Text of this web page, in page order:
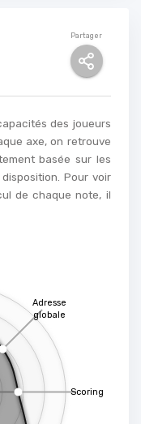
Partager
des joueurs
axe, on retrouve
basée sur les
Pour voir
de chaque note, il
Adresse
globale
Scoring